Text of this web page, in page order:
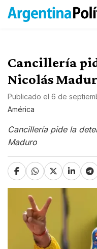
Cancillería
Nicolás
Publicado el 6 de
América
Cancillería pide la
Maduro